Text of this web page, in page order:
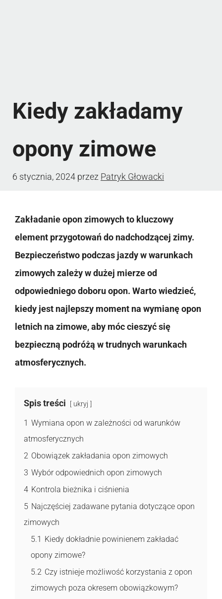
Kiedy zakładamy
opony zimowe
6 stycznia, 2024 przez Patryk Głowacki
Zakładanie opon zimowych to kluczowy
element przygotowań do nadchodzącej zimy.
Bezpieczeństwo podczas jazdy w warunkach
zimowych zależy w dużej mierze od
odpowiedniego doboru opon. Warto wiedzieć,
kiedy jest najlepszy moment na wymianę opon
letnich na zimowe, aby móc cieszyć się
bezpieczną podróżą w trudnych warunkach
atmosferycznych.
Spis treści ukryj
1 Wymiana opon w zależności od warunków
atmosferycznych
2 Obowiązek zakładania opon zimowych
3 Wybór odpowiednich opon zimowych
4 Kontrola bieżnika i ciśnienia
5 Najczęściej zadawane pytania dotyczące opon
zimowych
5.1 Kiedy dokładnie powinienem zakładać
opony zimowe?
5.2 Czy istnieje możliwość korzystania z opon
zimowych poza okresem obowiązkowym?